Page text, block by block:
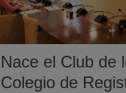
Nace el Club de
Colegio de